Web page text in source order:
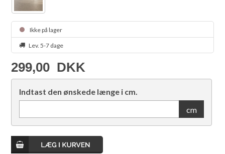
Ikke på lager
Lev. 5-7 dage
299,00 DKK
Indtast den ønskede længe i cm.
cm